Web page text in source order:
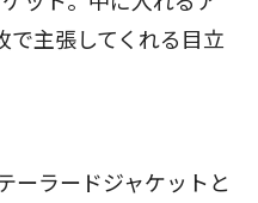
で主張してくれる目立
ーラードジャケットと